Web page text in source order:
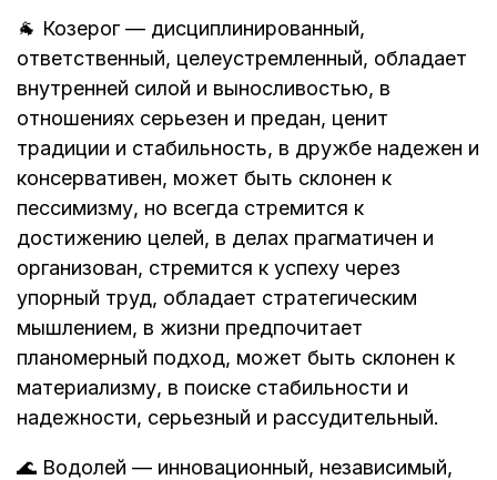
🐐 Козерог — дисциплинированный,
ответственный, целеустремленный, обладает
внутренней силой и выносливостью, в
отношениях серьезен и предан, ценит
традиции и стабильность, в дружбе надежен и
консервативен, может быть склонен к
пессимизму, но всегда стремится к
достижению целей, в делах прагматичен и
организован, стремится к успеху через
упорный труд, обладает стратегическим
мышлением, в жизни предпочитает
планомерный подход, может быть склонен к
материализму, в поиске стабильности и
надежности, серьезный и рассудительный.
🌊 Водолей — инновационный, независимый,